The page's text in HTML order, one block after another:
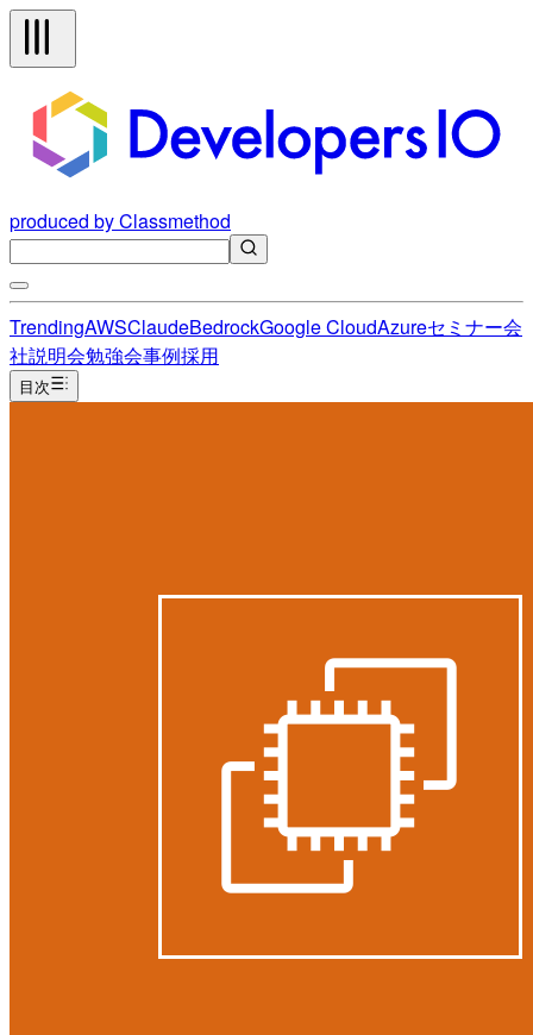
produced by Classmethod
TrendingAWSClaudeBedrockGoogle CloudAzureセミナー会
社説明会勉強会事例採用
目次